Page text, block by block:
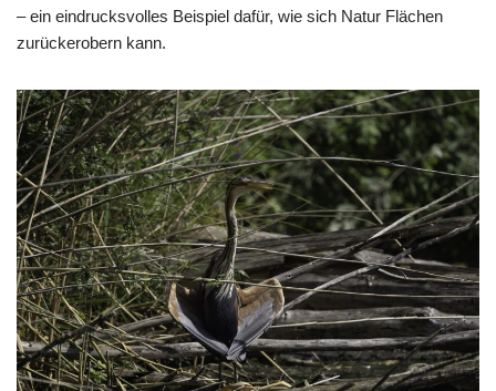
– ein eindrucksvolles Beispiel dafür, wie sich Natur Flächen
zurückerobern kann.